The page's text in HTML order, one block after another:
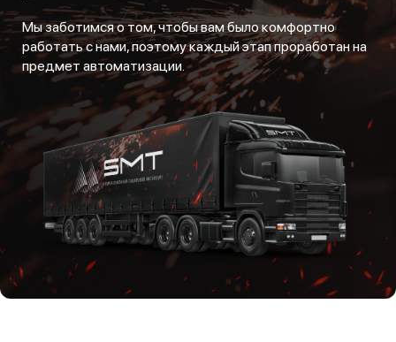
Мы заботимся о том, чтобы вам было комфортно
работать с нами, поэтому каждый этап проработан на
предмет автоматизации.